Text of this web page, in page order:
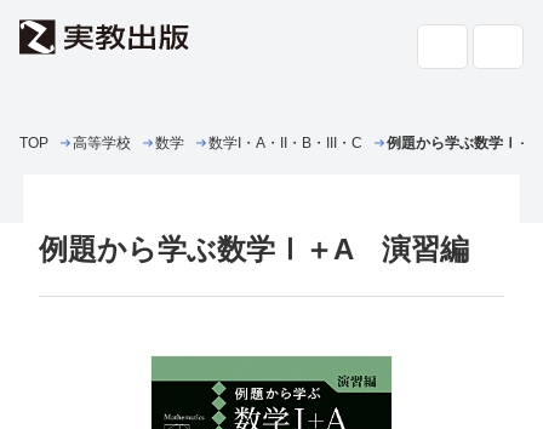
検索
高校教科書・ 副教材
よくあるご質問・お問い合わせ
TOP 高等学校 数学 数学I・A・II・B・III・C 例題から学ぶ数学Ⅰ＋
例題から学ぶ数学Ⅰ＋A 演習編